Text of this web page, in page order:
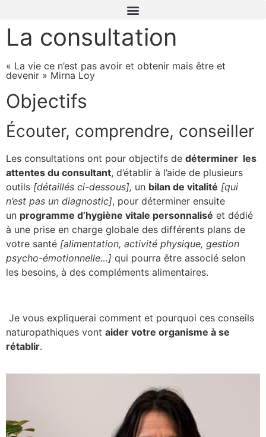
La consultation
« La vie ce n’est pas avoir et obtenir mais être et
devenir » Mirna Loy
Objectifs
Écouter, comprendre, conseiller
Les consultations ont pour objectifs de déterminer les
attentes du consultant, d’établir à l’aide de plusieurs
outils [détaillés ci-dessous], un bilan de vitalité [qui
n’est pas un diagnostic], pour déterminer ensuite
un programme d’hygiène vitale personnalisé et dédié
à une prise en charge globale des différents plans de
votre santé [alimentation, activité physique, gestion
psycho-émotionnelle…] qui pourra être associé selon
les besoins, à des compléments alimentaires.
Je vous expliquerai comment et pourquoi ces conseils
naturopathiques vont aider votre organisme à se
rétablir.